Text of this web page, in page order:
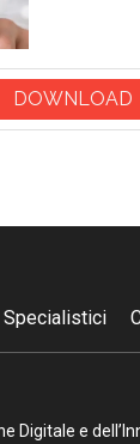
DOWNLOAD
Specialistici
e